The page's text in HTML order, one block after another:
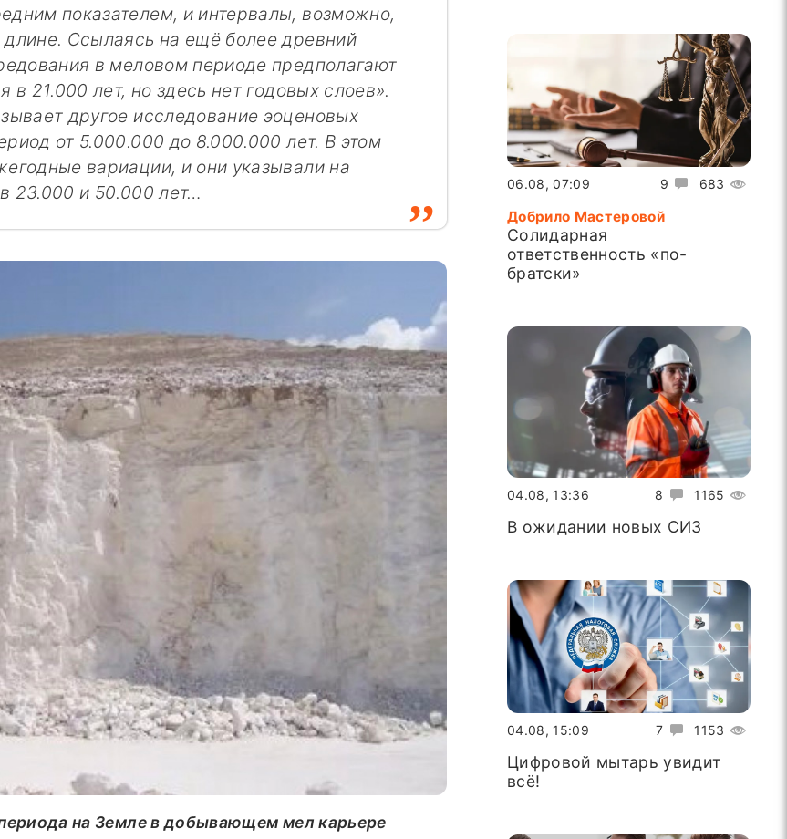
показателем, и интервалы, возможно,
Ссылаясь на ещё более древний
в меловом периоде предполагают
в 21.000 лет, но здесь нет годовых слоев».
другое исследование эоценовых
от 5.000.000 до 8.000.000 лет. В этом
вариации, и они указывали на
23.000 и 50.000 лет…
на Земле в добывающем мел карьере
9 683
06.08, 07:09
Добрило Мастеровой
Солидарная
ответственность «по-
братски»
8 1165
04.08, 13:36
В ожидании новых СИЗ
7 1153
04.08, 15:09
Цифровой мытарь увидит
всё!